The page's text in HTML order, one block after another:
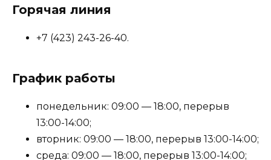
Горячая линия
+7 (423) 243-26-40.
График работы
понедельник: 09:00 — 18:00, перерыв
13:00-14:00;
вторник: 09:00 — 18:00, перерыв 13:00-14:00;
среда: 09:00 — 18:00, перерыв 13:00-14:00;